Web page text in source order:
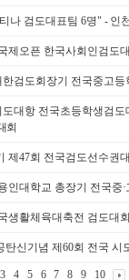
나 검도대표팀 6명" - 인
제오픈 한국사회인검도
검도회장기 전국중고등
대항 전국초등학생검도
회
제47회 전국검도선수권
인대학교 총장기 전국중·
생활체육대축전 검도대
탄신기념 제60회 전국 시
3 4 5 6 7 8 9 10